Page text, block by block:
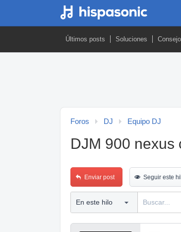
Últimos posts Soluciones
Foros DJ Equipo DJ
DJM 900 nexus
Enviar post Seguir este